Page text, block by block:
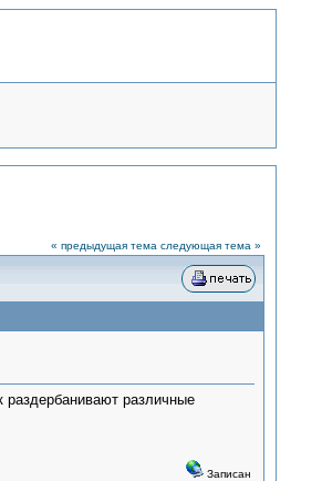
« предыдущая тема следующая тема »
раздербанивают различные
Записан